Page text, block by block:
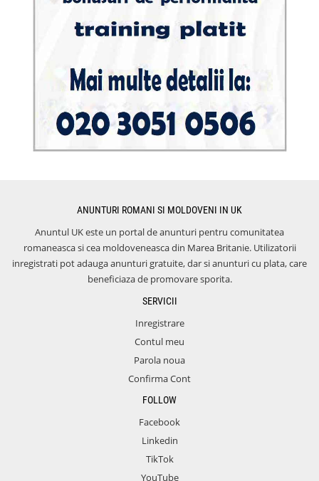
ANUNTURI ROMANI SI MOLDOVENI IN UK
Anuntul UK este un portal de anunturi pentru comunitatea
romaneasca si cea moldoveneasca din Marea Britanie. Utilizatorii
inregistrati pot adauga anunturi gratuite, dar si anunturi cu plata, care
beneficiaza de promovare sporita.
SERVICII
Inregistrare
Contul meu
Parola noua
Confirma Cont
FOLLOW
Facebook
Linkedin
TikTok
YouTube